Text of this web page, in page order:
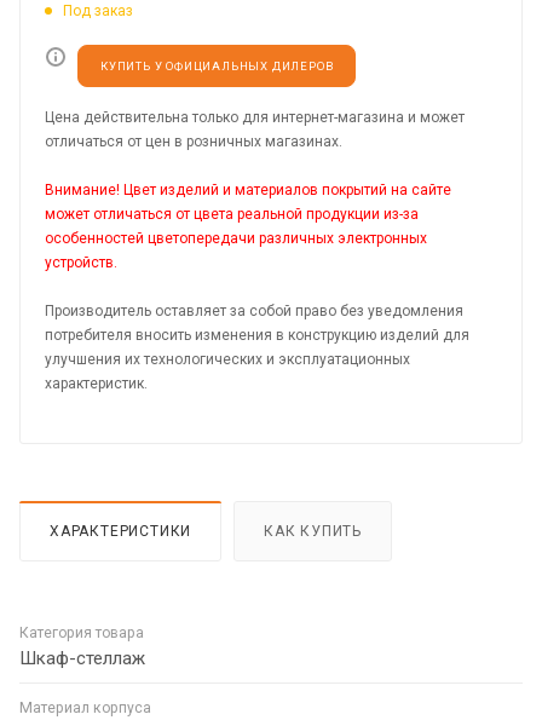
Под заказ
КУПИТЬ У ОФИЦИАЛЬНЫХ ДИЛЕРОВ
Цена действительна только для интернет-магазина и может
отличаться от цен в розничных магазинах.
Внимание! Цвет изделий и материалов покрытий на сайте
может отличаться от цвета реальной продукции из-за
особенностей цветопередачи различных электронных
устройств.
Производитель оставляет за собой право без уведомления
потребителя вносить изменения в конструкцию изделий для
улучшения их технологических и эксплуатационных
характеристик.
ХАРАКТЕРИСТИКИ КАК КУПИТЬ
Категория товара
Шкаф-стеллаж
Материал корпуса